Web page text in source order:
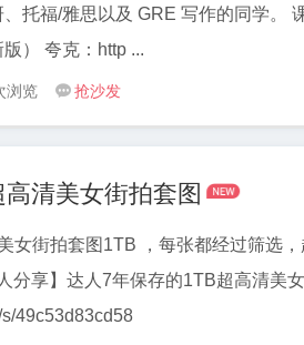
以及 GRE 写作的同学。 课程下载 【学英语】李延
隆新概念三、四（新版） 夸克：http ...
浏览  抢沙发
高清美女街拍套图 
女街拍套图1TB ，每张都经过筛选
49c53d83cd58